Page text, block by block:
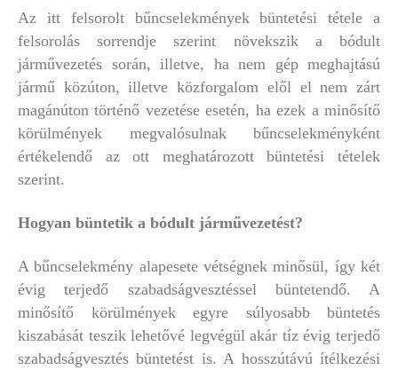
Az itt felsorolt bűncselekmények büntetési tétele a
felsorolás sorrendje szerint növekszik a bódult
járművezetés során, illetve, ha nem gép meghajtású
jármű közúton, illetve közforgalom elől el nem zárt
magánúton történő vezetése esetén, ha ezek a minősítő
körülmények megvalósulnak bűncselekményként
értékelendő az ott meghatározott büntetési tételek
szerint.
Hogyan büntetik a bódult járművezetést?
A bűncselekmény alapesete vétségnek minősül, így két
évig terjedő szabadságvesztéssel büntetendő. A
minősítő körülmények egyre súlyosabb büntetés
kiszabását teszik lehetővé legvégül akár tíz évig terjedő
szabadságvesztés büntetést is. A hosszútávú ítélkezési